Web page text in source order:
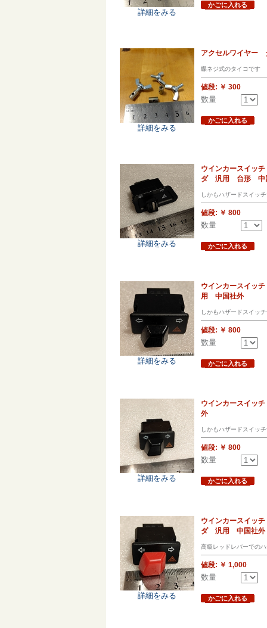
詳細をみる
かごに入れる
詳細をみる
アクセルワイヤ
蝶ネジ式のタイコです
値段: ￥ 300
数量
かごに入れる
詳細をみる
ウインカースイ
ダ 汎用 台形 中
しかもハザードスイッ
値段: ￥ 800
数量
かごに入れる
詳細をみる
ウインカースイ
用 中国社外
しかもハザードスイッ
値段: ￥ 800
数量
かごに入れる
詳細をみる
ウインカースイ
外
しかもハザードスイッ
値段: ￥ 800
数量
かごに入れる
詳細をみる
ウインカースイ
ダ 汎用 中国社外
高級レッドレバーでの
値段: ￥ 1,000
数量
かごに入れる